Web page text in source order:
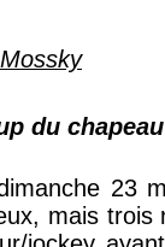
Mossky
du
23
mais trois